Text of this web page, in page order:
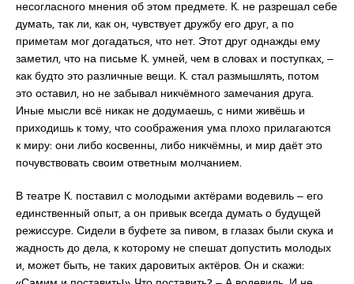
несогласного мнения об этом предмете. К. не разрешал себе
думать, так ли, как он, чувствует дружбу его друг, а по
приметам мог догадаться, что нет. Этот друг однажды ему
заметил, что на письме К. умней, чем в словах и поступках, ‒
как будто это различные вещи. К. стал размышлять, потом
это оставил, но не забывал никчёмного замечания друга.
Иные мысли всё никак не додумаешь, с ними живёшь и
приходишь к тому, что соображения ума плохо прилагаются
к миру: они либо косвенны, либо никчёмны, и мир даёт это
почувствовать своим ответным молчанием.
В театре К. поставил с молодыми актёрами водевиль ‒ его
единственный опыт, а он привык всегда думать о будущей
режиссуре. Сидели в буфете за пивом, в глазах были скука и
жадность до дела, к которому не спешат допустить молодых
и, может быть, не таких даровитых актёров. Он и скажи: